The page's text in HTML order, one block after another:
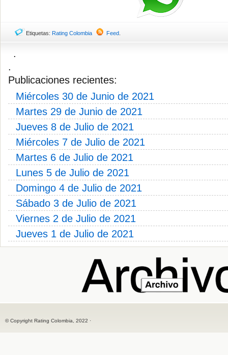
Etiquetas: Rating Colombia Feed
.
.
Publicaciones recientes:
Miércoles 30 de Junio de 2021
Martes 29 de Junio de 2021
Jueves 8 de Julio de 2021
Miércoles 7 de Julio de 2021
Martes 6 de Julio de 2021
Lunes 5 de Julio de 2021
Domingo 4 de Julio de 2021
Sábado 3 de Julio de 2021
Viernes 2 de Julio de 2021
Jueves 1 de Julio de 2021
© Copyright Rating Colombia, 2022 ·